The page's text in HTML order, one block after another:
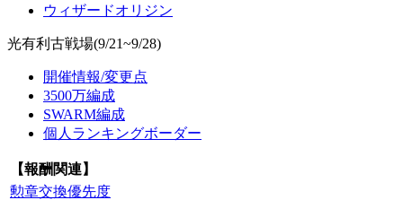
ウィザードオリジン
光有利古戦場(9/21~9/28)
開催情報/変更点
3500万編成
SWARM編成
個人ランキングボーダー
【報酬関連】
勲章交換優先度